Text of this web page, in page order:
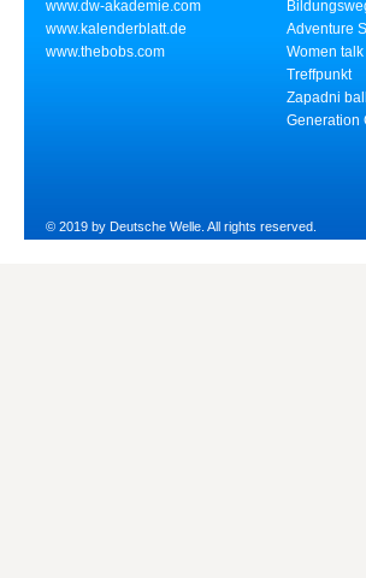
www.dw-akademie.com
www.kalenderblatt.de
www.thebobs.com
Adventure
Women
Treffpunkt
Zapadni
Generation
© 2019 by Deutsche Welle. All rights reserved.